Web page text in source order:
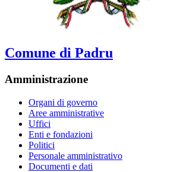
Comune di Padru
Amministrazione
Organi di governo
Aree amministrative
Uffici
Enti e fondazioni
Politici
Personale amministrativo
Documenti e dati